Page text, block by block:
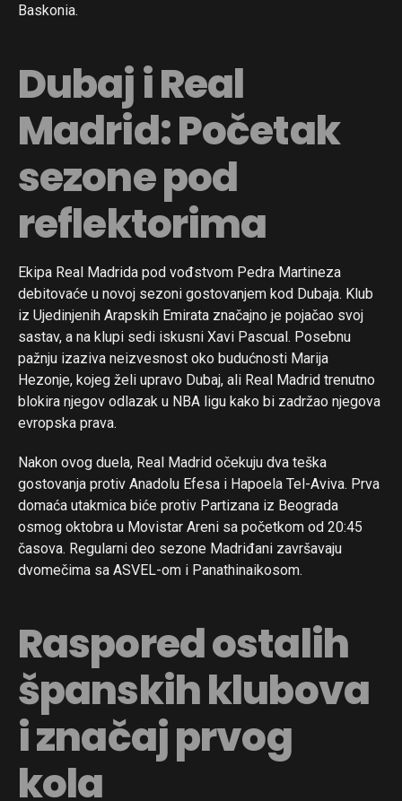
Baskonia.
Dubaj i Real
Madrid: Početak
sezone pod
reflektorima
Ekipa Real Madrida pod vođstvom Pedra Martineza
debitovaće u novoj sezoni gostovanjem kod Dubaja. Klub
iz Ujedinjenih Arapskih Emirata značajno je pojačao svoj
sastav, a na klupi sedi iskusni Xavi Pascual. Posebnu
pažnju izaziva neizvesnost oko budućnosti Marija
Hezonje, kojeg želi upravo Dubaj, ali Real Madrid trenutno
blokira njegov odlazak u NBA ligu kako bi zadržao njegova
evropska prava.
Nakon ovog duela, Real Madrid očekuju dva teška
gostovanja protiv Anadolu Efesa i Hapoela Tel-Aviva. Prva
domaća utakmica biće protiv Partizana iz Beograda
osmog oktobra u Movistar Areni sa početkom od 20:45
časova. Regularni deo sezone Madriđani završavaju
dvomečima sa ASVEL-om i Panathinaikosom.
Raspored ostalih
španskih klubova
i značaj prvog
kola